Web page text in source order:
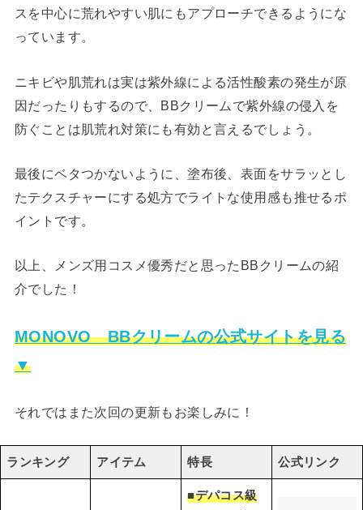
スを中心に荒れやすい肌にもアプローチできるようにな
っています。
ニキビや肌荒れは実は紫外線による活性酸素の発生が原
因だったりもするので、BBクリームで紫外線の侵入を
防ぐことは肌荒れ対策にも有効と言えるでしょう。
最後にベタつかないように、塗布後、表面をサラッとし
たテクスチャーにする処方でライトな使用感も推せるポ
イントです。
以上、メンズ用コスメ優秀だと思ったBBクリームの紹
介でした！
MONOVO BBクリームの公式サイトを見る
▼
それではまた次回の更新もお楽しみに！
ランキング アイテム 特長 公式リンク
■デパコス級